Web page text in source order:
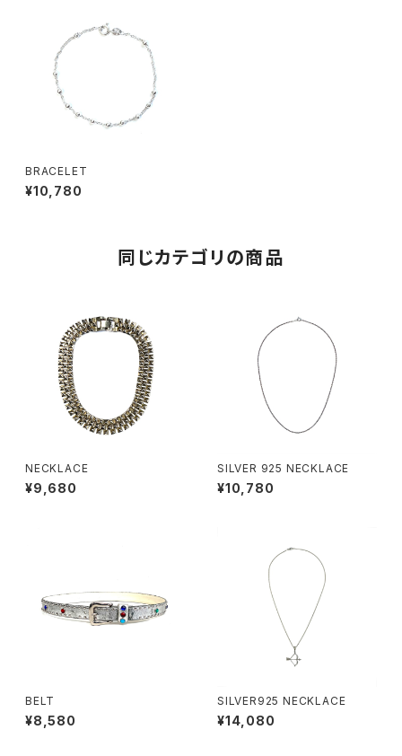
BRACELET
¥10,780
同じカテゴリの商品
NECKLACE
¥9,680
SILVER 925 NECKLACE
¥10,780
BELT
¥8,580
SILVER925 NECKLACE
¥14,080